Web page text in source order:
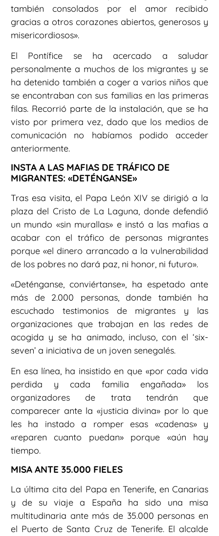
también consolados por el amor recibido
gracias a otros corazones abiertos, generosos y
misericordiosos».
El Pontífice se ha acercado a saludar
personalmente a muchos de los migrantes y se
ha detenido también a coger a varios niños que
se encontraban con sus familias en las primeras
filas. Recorrió parte de la instalación, que se ha
visto por primera vez, dado que los medios de
comunicación no habíamos podido acceder
anteriormente.
INSTA A LAS MAFIAS DE TRÁFICO DE
MIGRANTES: «DETÉNGANSE»
Tras esa visita, el Papa León XIV se dirigió a la
plaza del Cristo de La Laguna, donde defendió
un mundo «sin murallas» e instó a las mafias a
acabar con el tráfico de personas migrantes
porque «el dinero arrancado a la vulnerabilidad
de los pobres no dará paz, ni honor, ni futuro».
«Deténganse, conviértanse», ha espetado ante
más de 2.000 personas, donde también ha
escuchado testimonios de migrantes y las
organizaciones que trabajan en las redes de
acogida y se ha animado, incluso, con el ‘six-
seven’ a iniciativa de un joven senegalés.
En esa línea, ha insistido en que «por cada vida
perdida y cada familia engañada» los
organizadores de trata tendrán que
comparecer ante la «justicia divina» por lo que
les ha instado a romper esas «cadenas» y
«reparen cuanto puedan» porque «aún hay
tiempo.
MISA ANTE 35.000 FIELES
La última cita del Papa en Tenerife, en Canarias
y de su viaje a España ha sido una misa
multitudinaria ante más de 35.000 personas en
el Puerto de Santa Cruz de Tenerife. El alcalde